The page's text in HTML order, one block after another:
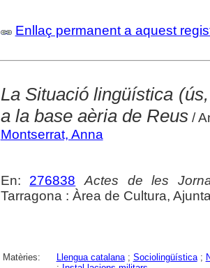
Enllaç permanent a aquest
La Situació lingüística
a la base aèria de Reus/
Montserrat, Anna
En: 276838
Actes de les
Tarragona : Àrea de Cultura,
Matèries: Llengua catalana; Sociolingüística;